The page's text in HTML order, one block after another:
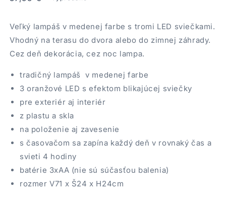
Veľký lampáš v medenej farbe s tromi LED sviečkami.
Vhodný na terasu do dvora alebo do zimnej záhrady.
Cez deň dekorácia, cez noc lampa.
tradičný lampáš v medenej farbe
3 oranžové LED s efektom blikajúcej sviečky
pre exteriér aj interiér
z plastu a skla
na položenie aj zavesenie
s časovačom sa zapína každý deň v rovnaký čas a
svieti 4 hodiny
batérie 3xAA (nie sú súčasťou balenia)
rozmer V71 x Š24 x H24cm